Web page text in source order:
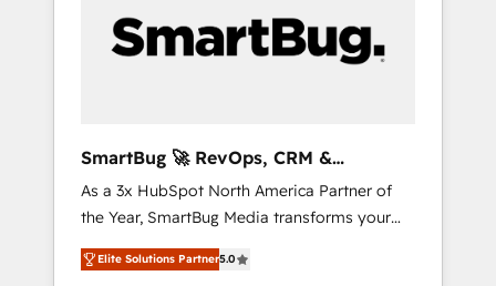
PMOとして主導。「設定の代行ではなく、設計
の責任」を引き受け、部門横断の統合・浸透・
Hubで一体提供。 ▸ 既存CRM・MAからの移行
支援：Salesforce・Marketo・Pardot等からの
移行、カスタム設計、履歴データ移行と活用設
計まで。 ▸ AEO対応：ChatGPT・Perplexity等
のAI検索からの流入・引用を前提にコンテンツ
and Story to stop "accelerating a mess." ⚙️
Elite Engineering & AI Scalable Architecture:
agents, and high-integrity migrations for total
reporting clarity. Security & Compliance: SOC
2 Type I and HIPAA attested for enterprise-
grade data security. 🏆 Why Bluleadz? GTM
OS Partner | 16+ Years Experience | 1,000+
SmartBug 🚀 RevOps, CRM &
Integration Experts
As a 3x HubSpot North America Partner of
the Year, SmartBug Media transforms your
customer lifecycle into a revenue engine. Our
unified ecosystem includes specialized
Elite Solutions Partner5.0